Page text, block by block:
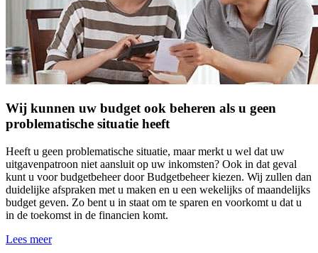
Wij kunnen uw budget ook beheren als u geen
problematische situatie heeft
Heeft u geen problematische situatie, maar merkt u wel dat uw
uitgavenpatroon niet aansluit op uw inkomsten? Ook in dat geval
kunt u voor budgetbeheer door Budgetbeheer kiezen. Wij zullen dan
duidelijke afspraken met u maken en u een wekelijks of maandelijks
budget geven. Zo bent u in staat om te sparen en voorkomt u dat u
in de toekomst in de financien komt.
Lees meer